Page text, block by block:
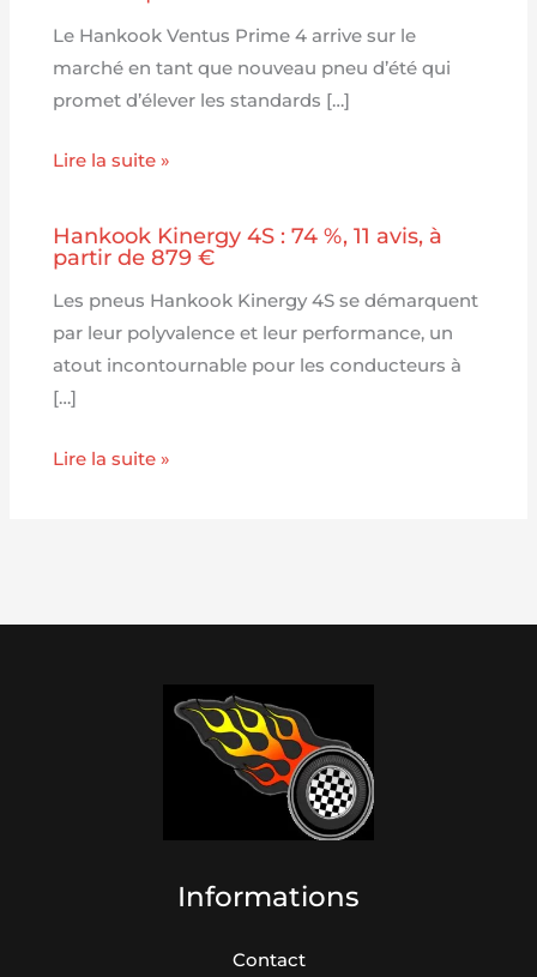
Le Hankook Ventus Prime 4 arrive sur le
marché en tant que nouveau pneu d’été qui
promet d’élever les standards […]
Lire la suite »
Hankook Kinergy 4S : 74 %, 11 avis, à
partir de 879 €
Les pneus Hankook Kinergy 4S se démarquent
par leur polyvalence et leur performance, un
atout incontournable pour les conducteurs à
[…]
Lire la suite »
Informations
Contact